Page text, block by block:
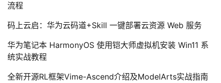
流程
码上云启：华为云码道+Skill 一键部署云资源 Web 服务
华为笔记本 HarmonyOS 使用铠大师虚拟机安装 Win11 系
统实战教程
全新开源RL框架Vime-Ascend介绍及ModelArts实战指南